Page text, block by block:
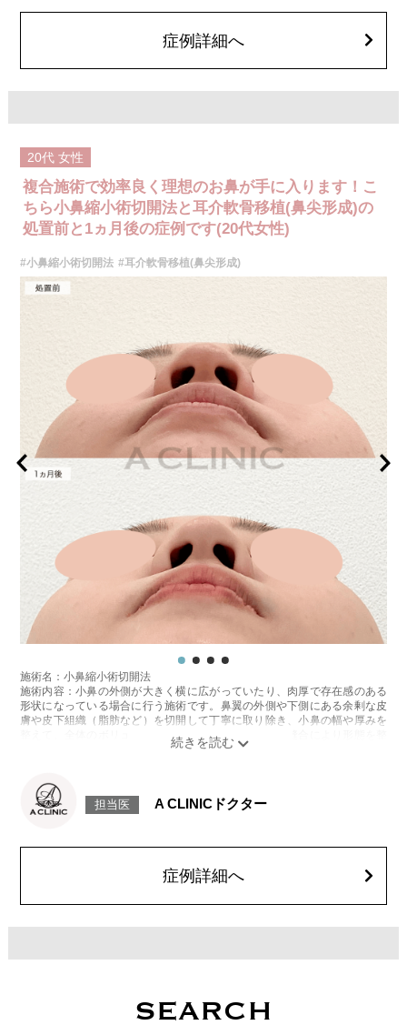
オプション：笑気麻酔 3,300円(税込)
膚や皮下組織（脂肪など）を切開して丁寧に取り除き、小鼻の幅や厚みを
施術時間：約30分程
抜糸：5～7日後に抜糸にご来院して頂きます。
リスク、副作用：腫れ、内出血、疼痛などが術後一時的に生じることがご
ざいます。また、稀に細菌感染症、左右差、創離開、感覚障害、肥厚性瘢
痕、創部陥凹などが生じることがございます。
費用：327,800円(税込)〜492,800円(税込)
オプション：笑気麻酔 3,300円(税込)
症例詳細へ
20代 女性
複合施術で効率良く理想のお鼻が手に入ります！こ
ちら小鼻縮小術切開法と耳介軟骨移植(鼻尖形成)の
処置前と1ヵ月後の症例です(20代女性)
#小鼻縮小術切開法 #耳介軟骨移植(鼻尖形成)
施術名：小鼻縮小術切開法
施術内容：小鼻の外側が大きく横に広がっていたり、肉厚で存在感のある
形状になっている場合に行う施術です。鼻翼の外側や下側にある余剰な皮
膚や皮下組織（脂肪など）を切開して丁寧に取り除き、小鼻の幅や厚みを
整えて、全体のボリューム感を軽減します。切除後は縫合により形態を整
え、傷跡が目立ちにくいよう配慮しながら、顔全体のバランスに配慮した
抜糸：5～7日後に抜糸にご来院して頂きます。
リスク、副作用：腫れ、内出血、疼痛などが術後一時的に生じることがご
費用：327,800円(税込)〜492,800円(税込)
オプション：笑気麻酔 3,300円(税込)
先）に移植して形を整える鼻整形です。軟骨を移植することで、低い鼻先
リスク、副作用：術後には、腫れ・内出血・疼痛（痛み）などが一時的に
担当医 A CLINICドクター
症例詳細へ
SEARCH